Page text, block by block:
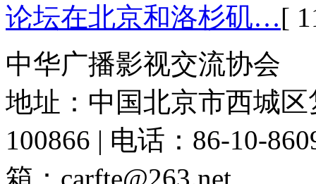
论坛在北京和洛杉矶…[
中华广播影视交流协会
地址：中国北京市西城
100866 | 电话：86-10-